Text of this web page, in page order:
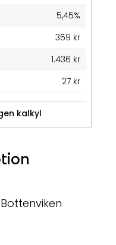
5,45%
359 kr
1.436 kr
27 kr
kalkyl